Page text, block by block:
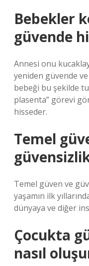
Bebekler
güvende
Annesi onu
yeniden güvende
bebeği bu şekilde
plasenta” görevi
hisseder.
Temel
Temel güven ve
yaşamın ilk
dünyaya ve diğer
Çocukta
nasıl